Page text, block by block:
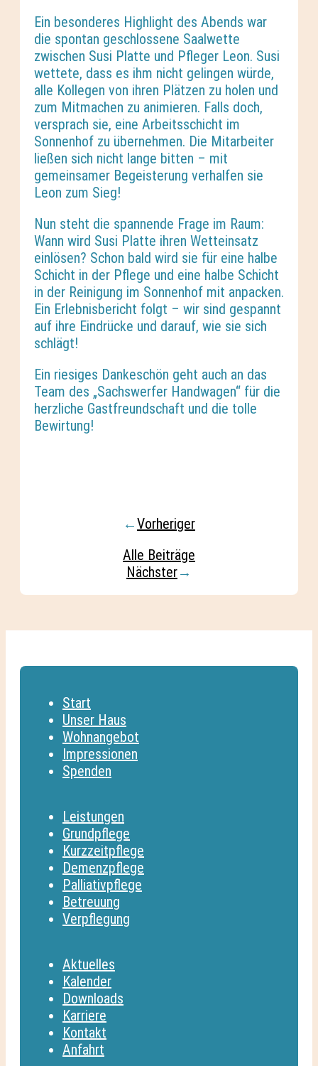
Ein besonderes Highlight des Abends war
die spontan geschlossene Saalwette
zwischen Susi Platte und Pfleger Leon. Susi
wettete, dass es ihm nicht gelingen würde,
alle Kollegen von ihren Plätzen zu holen und
zum Mitmachen zu animieren. Falls doch,
versprach sie, eine Arbeitsschicht im
Sonnenhof zu übernehmen. Die Mitarbeiter
ließen sich nicht lange bitten – mit
gemeinsamer Begeisterung verhalfen sie
Leon zum Sieg!
Nun steht die spannende Frage im Raum:
Wann wird Susi Platte ihren Wetteinsatz
einlösen? Schon bald wird sie für eine halbe
Schicht in der Pflege und eine halbe Schicht
in der Reinigung im Sonnenhof mit anpacken.
Ein Erlebnisbericht folgt – wir sind gespannt
auf ihre Eindrücke und darauf, wie sie sich
schlägt!
Ein riesiges Dankeschön geht auch an das
Team des „Sachswerfer Handwagen“ für die
herzliche Gastfreundschaft und die tolle
Bewirtung!
←Vorheriger
Alle Beiträge
Nächster→
Start
Unser Haus
Wohnangebot
Impressionen
Spenden
Leistungen
Grundpflege
Kurzzeitpflege
Demenzpflege
Palliativpflege
Betreuung
Verpflegung
Aktuelles
Kalender
Downloads
Karriere
Kontakt
Anfahrt